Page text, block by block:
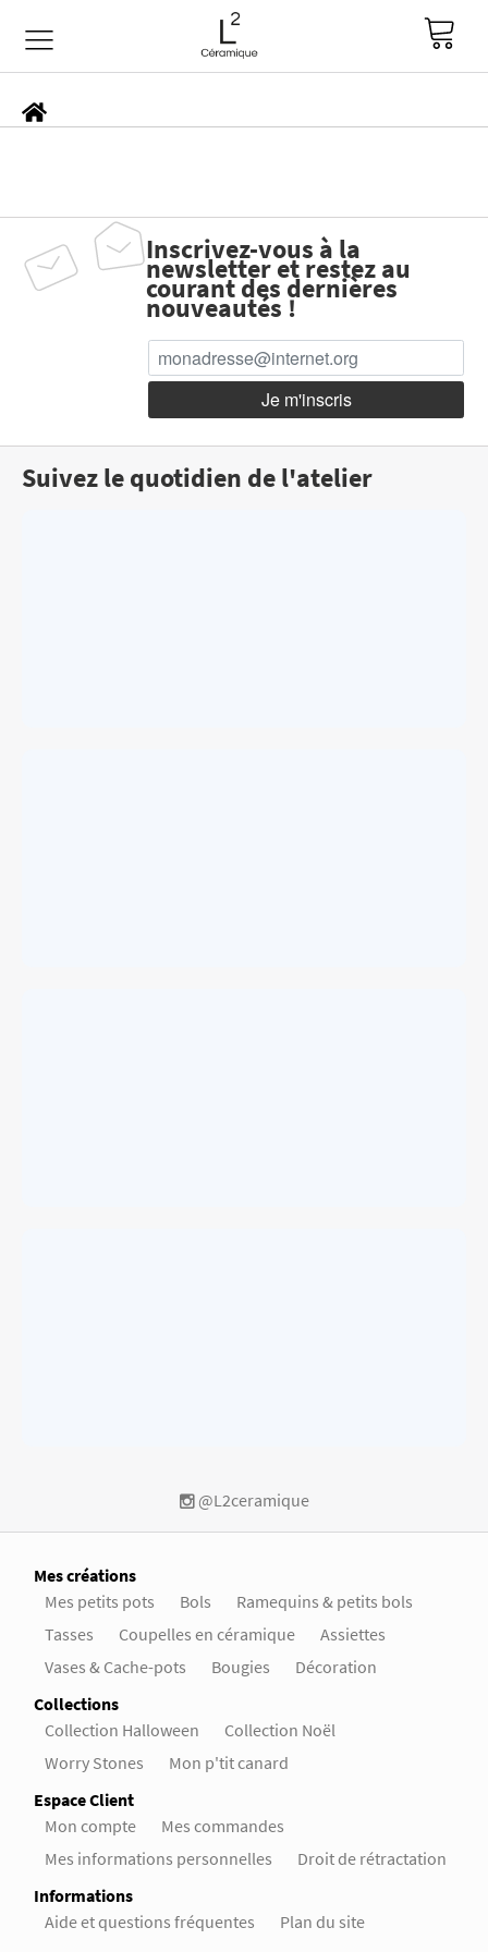
Inscrivez-vous à la
newsletter et restez au
courant des dernières
nouveautés !
Suivez le quotidien de l'atelier
@L2ceramique
Mes créations
Mes petits pots
Bols
Ramequins & petits bols
Tasses
Coupelles en céramique
Assiettes
Vases & Cache-pots
Bougies
Décoration
Collections
Collection Halloween
Collection Noël
Worry Stones
Mon p'tit canard
Espace Client
Mon compte
Mes commandes
Mes informations personnelles
Droit de rétractation
Informations
Aide et questions fréquentes
Plan du site